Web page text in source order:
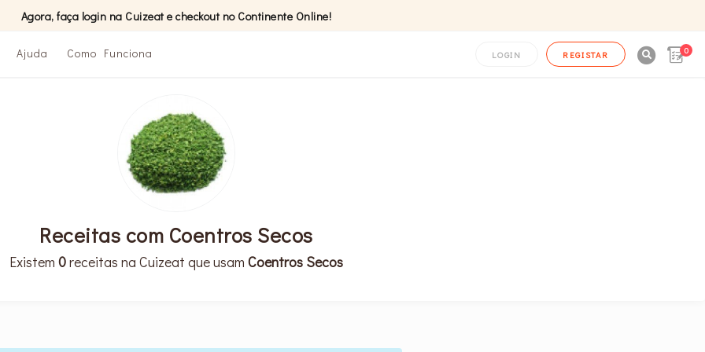
Agora, faça login na Cuizeat e checkout no Continente Online!
Ajuda Como Funciona LOGIN REGISTAR 0
Receitas com Coentros Secos
Existem 0receitas na Cuizeat que usam Coentros Secos